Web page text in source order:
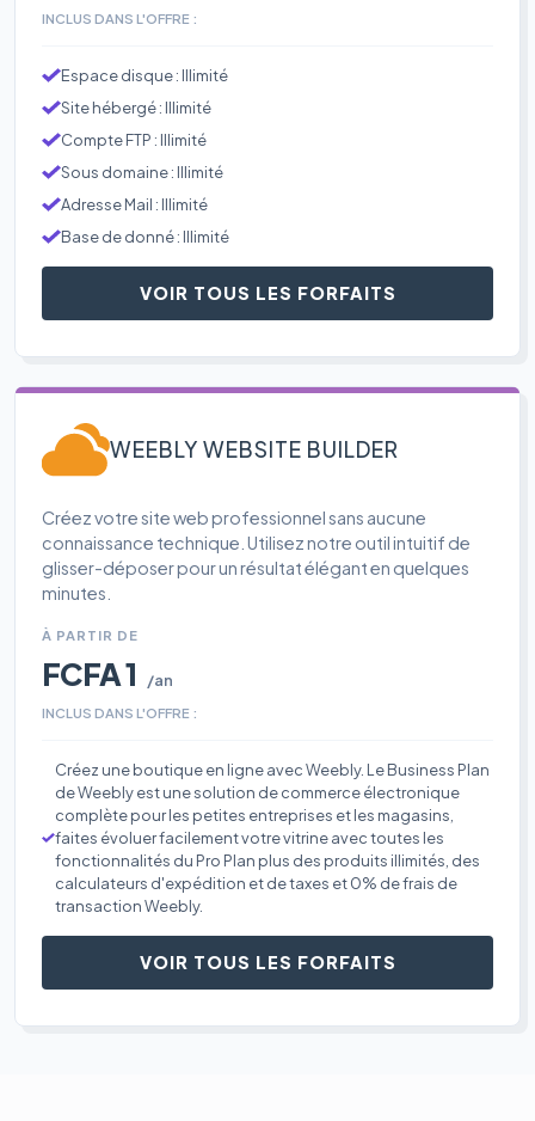
INCLUS DANS L'OFFRE :
Espace disque : Illimité
Site hébergé : Illimité
Compte FTP : Illimité
Sous domaine : Illimité
Adresse Mail : Illimité
Base de donné : Illimité
VOIR TOUS LES FORFAITS
WEEBLY WEBSITE BUILDER
Créez votre site web professionnel sans aucune
connaissance technique. Utilisez notre outil intuitif de
glisser-déposer pour un résultat élégant en quelques
minutes.
À PARTIR DE
FCFA 1 /an
INCLUS DANS L'OFFRE :
Créez une boutique en ligne avec Weebly. Le Business Plan
de Weebly est une solution de commerce électronique
complète pour les petites entreprises et les magasins,
faites évoluer facilement votre vitrine avec toutes les
fonctionnalités du Pro Plan plus des produits illimités, des
calculateurs d'expédition et de taxes et 0% de frais de
transaction Weebly.
VOIR TOUS LES FORFAITS